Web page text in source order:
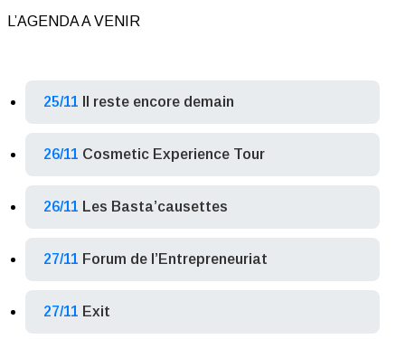
L’AGENDA A VENIR
25/11 Il reste encore demain
26/11 Cosmetic Experience Tour
26/11 Les Basta’causettes
27/11 Forum de l’Entrepreneuriat
27/11 Exit